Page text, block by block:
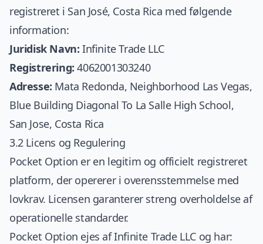
registreret i San José, Costa Rica med følgende
information:
Juridisk Navn: Infinite Trade LLC
Registrering: 4062001303240
Adresse: Mata Redonda, Neighborhood Las Vegas,
Blue Building Diagonal To La Salle High School,
San Jose, Costa Rica
3.2 Licens og Regulering
Pocket Option er en legitim og officielt registreret
platform, der opererer i overensstemmelse med
lovkrav. Licensen garanterer streng overholdelse af
operationelle standarder.
Pocket Option ejes af Infinite Trade LLC og har: